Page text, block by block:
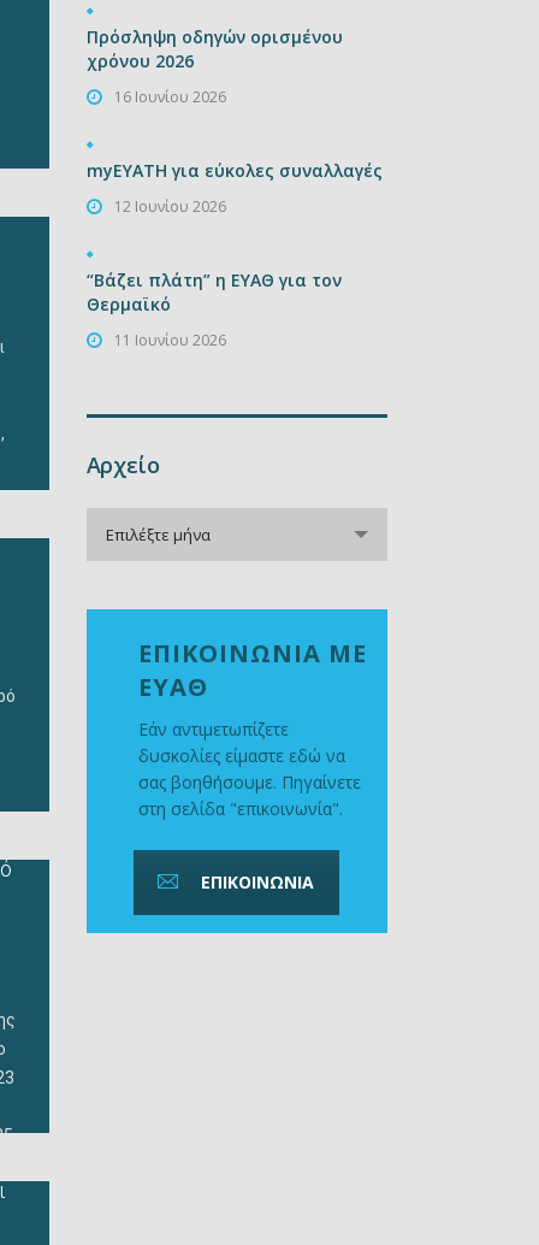
Πρόσληψη οδηγών ορισμένου
χρόνου 2026
16 Ιουνίου 2026
myEYATH για εύκολες συναλλαγές
12 Ιουνίου 2026
“Βάζει πλάτη” η ΕΥΑΘ για τον
Θερμαϊκό
11 Ιουνίου 2026
Αρχείο
Επιλέξτε μήνα
ΕΠΙΚΟΙΝΩΝΙΑ ΜΕ
ΕΥΑΘ
Εάν αντιμετωπίζετε
δυσκολίες είμαστε εδώ να
σας βοηθήσουμε. Πηγαίνετε
στη σελίδα "επικοινωνία".
ΕΠΙΚΟΙΝΩΝΙΑ